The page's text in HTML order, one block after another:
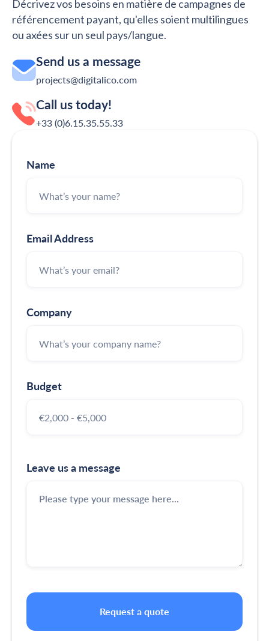
Décrivez vos besoins en matière de campagnes de
référencement payant, qu'elles soient multilingues
ou axées sur un seul pays/langue.
Send us a message
projects@digitalico.com
Call us today!
+33 (0)6.15.35‬‬‬.55‬‬.33
Name
Email Address
Company
Budget
Leave us a message